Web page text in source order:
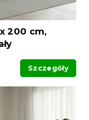
200 cm,
Szczegóły